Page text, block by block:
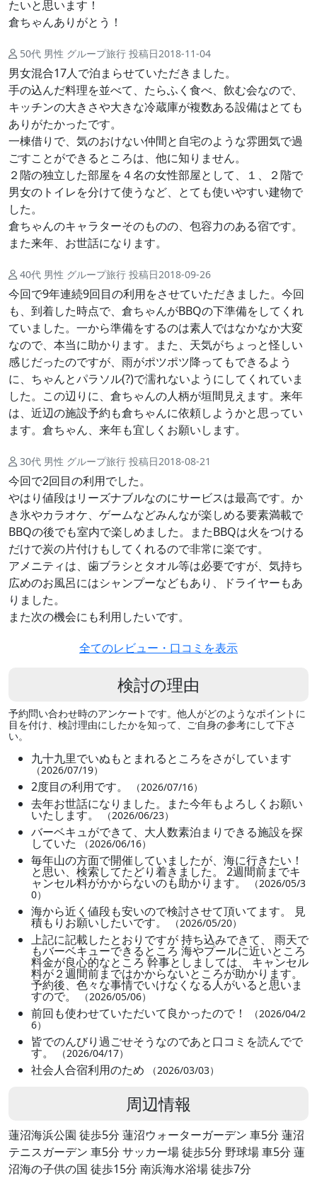
たいと思います！
倉ちゃんありがとう！
50代 男性 グループ旅行 投稿日2018-11-04
男女混合17人で泊まらせていただきました。
手の込んだ料理を並べて、たらふく食べ、飲む会なので、
キッチンの大きさや大きな冷蔵庫が複数ある設備はとても
ありがたかったです。
一棟借りで、気のおけない仲間と自宅のような雰囲気で過
ごすことができるところは、他に知りません。
２階の独立した部屋を４名の女性部屋として、１、２階で
男女のトイレを分けて使うなど、とても使いやすい建物で
した。
倉ちゃんのキャラターそのものの、包容力のある宿です。
また来年、お世話になります。
40代 男性 グループ旅行 投稿日2018-09-26
今回で9年連続9回目の利用をさせていただきました。今回
も、到着した時点で、倉ちゃんがBBQの下準備をしてくれ
ていました。一から準備をするのは素人ではなかなか大変
なので、本当に助かります。また、天気がちょっと怪しい
感じだったのですが、雨がポツポツ降ってもできるよう
に、ちゃんとパラソル(?)で濡れないようにしてくれていま
した。この辺りに、倉ちゃんの人柄が垣間見えます。来年
は、近辺の施設予約も倉ちゃんに依頼しようかと思ってい
ます。倉ちゃん、来年も宜しくお願いします。
30代 男性 グループ旅行 投稿日2018-08-21
今回で2回目の利用でした。
やはり値段はリーズナブルなのにサービスは最高です。か
き氷やカラオケ、ゲームなどみんなが楽しめる要素満載で
BBQの後でも室内で楽しめました。またBBQは火をつける
だけで炭の片付けもしてくれるので非常に楽です。
アメニティは、歯ブラシとタオル等は必要ですが、気持ち
広めのお風呂にはシャンプーなどもあり、ドライヤーもあ
りました。
また次の機会にも利用したいです。
全てのレビュー・口コミを表示
検討の理由
予約問い合わせ時のアンケートです。他人がどのようなポイントに
目を付け、検討理由にしたかを知って、ご自身の参考にして下さ
い。
九十九里でいぬもとまれるところをさがしています
（2026/07/19）
2度目の利用です。 （2026/07/16）
去年お世話になりました。また今年もよろしくお願い
いたします。 （2026/06/23）
バーベキュができて、大人数素泊まりできる施設を探
していた （2026/06/16）
毎年山の方面で開催していましたが、海に行きたい！
と思い、検索してたどり着きました。 2週間前までキ
ャンセル料がかからないのも助かります。
（2026/05/3
0）
海から近く値段も安いので検討させて頂いてます。 見
積もりお願いしたいです。 （2026/05/20）
上記に記載したとおりですが 持ち込みできて、 雨天で
もバーベキューできるところ 海やプールに近いところ
料金が良心的なところ 幹事としましては、 キャンセル
料が２週間前まではかからないところが助かります。
予約後、色々な事情でいけなくなる人がいると思いま
すので。 （2026/05/06）
前回も使わせていただいて良かったので！
（2026/04/2
6）
皆でのんびり過ごせそうなのであと口コミを読んでで
す。 （2026/04/17）
社会人合宿利用のため （2026/03/03）
周辺情報
蓮沼海浜公園 徒歩5分 蓮沼ウォーターガーデン 車5分 蓮沼
テニスガーデン 車5分 サッカー場 徒歩5分 野球場 車5分 蓮
沼海の子供の国 徒歩15分 南浜海水浴場 徒歩7分